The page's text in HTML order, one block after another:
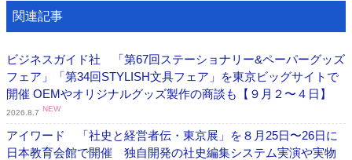
関連記事
ビジネスガイド社 「第67回ステーショナリー&ペーパーグッズ
フェア」「第34回STYLISH文具フェア」を東京ビッグサイトで
開催 OEMやオリジナルグッズ製作の商談も【９月２〜４日】
2026.8.7 NEW
アイワード 「社史と経営者伝・東京展」を８月25日〜26日に
日本教育会館で開催 独自開発の社史編集システム実演や実物